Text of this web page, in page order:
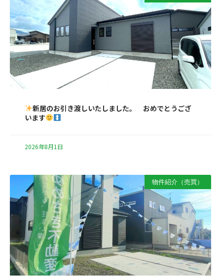
新居のお引き渡しいたしました。 おめでとうござ
います
2026年8月1日
物件紹介（売買）